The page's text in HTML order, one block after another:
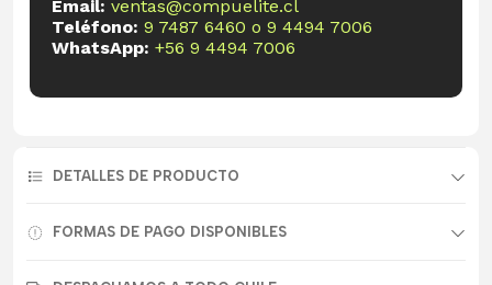
Email: ventas@compuelite.cl
Teléfono: 9 7487 6460 o 9 4494 7006
WhatsApp: +56 9 4494 7006
DETALLES DE PRODUCTO
FORMAS DE PAGO DISPONIBLES